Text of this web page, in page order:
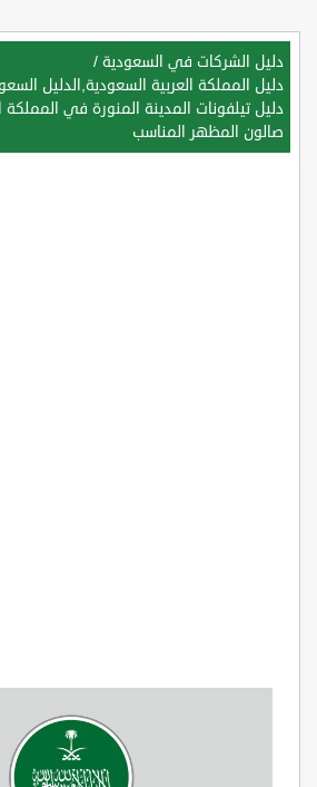
دليل الشركات في السعودية /
دليل المملكة العربية السعودية,الدليل
دليل تيلفونات المدينة المنورة في المملكة
صالون المظهر المناسب